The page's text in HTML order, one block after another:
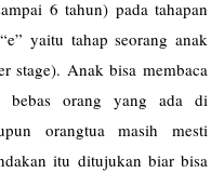
6 tahun) pada tahapan
yaitu tahap seorang anak
stage). Anak bisa membaca
bebas orang yang ada di
orangtua masih mesti
itu ditujukan biar bisa